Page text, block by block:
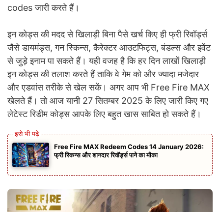
codes जारी करते हैं।
इन कोड्स की मदद से खिलाड़ी बिना पैसे खर्च किए ही फ्री रिवॉर्ड्स
जैसे डायमंड्स, गन स्किन्स, कैरेक्टर आउटफिट्स, बंडल्स और इवेंट
से जुड़े इनाम पा सकते हैं। यही वजह है कि हर दिन लाखों खिलाड़ी
इन कोड्स की तलाश करते हैं ताकि वे गेम को और ज्यादा मजेदार
और एडवांस तरीके से खेल सकें। अगर आप भी Free Fire MAX
खेलते हैं। तो आज यानी 27 सितम्बर 2025 के लिए जारी किए गए
लेटेस्ट रिडीम कोड्स आपके लिए बहुत खास साबित हो सकते हैं।
Free Fire MAX Redeem Codes 14 January 2026:
फ्री स्किन्स और शानदार रिवॉर्ड्स पाने का मौका